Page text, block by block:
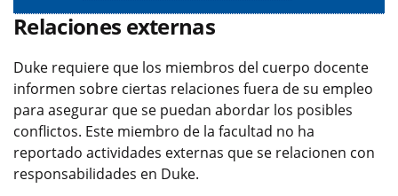
Relaciones externas
Duke requiere que los miembros del cuerpo docente
informen sobre ciertas relaciones fuera de su empleo
para asegurar que se puedan abordar los posibles
conflictos. Este miembro de la facultad no ha
reportado actividades externas que se relacionen con
responsabilidades en Duke.